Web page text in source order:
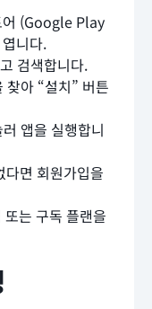
어 (Google Play
니다.
검색합니다.
찾아 “설치” 버튼
앱을 실행합니
다면 회원가입을
는 구독 플랜을